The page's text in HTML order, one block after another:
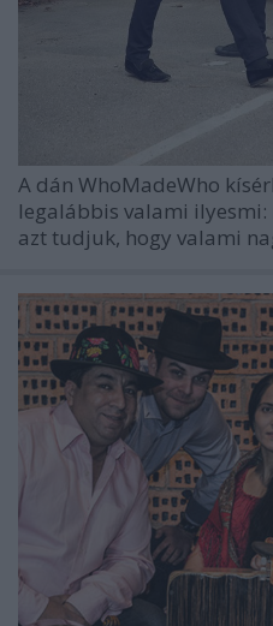
A dán WhoMadeWho
legalábbis valami ilyesmi:
azt tudjuk, hogy valami